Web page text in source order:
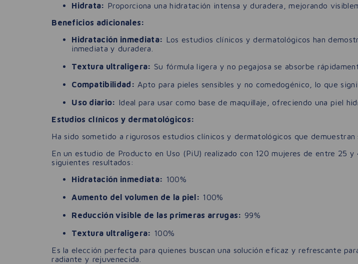
Hidrata: Proporciona una hidratación intensa y duradera, mejorando
Beneficios adicionales:
Hidratación inmediata: Los estudios clínicos y dermatológicos han
inmediata y duradera.
Textura ultraligera: Su fórmula ligera y no pegajosa se absorbe
Compatibilidad: Apto para pieles sensibles y no comedogénico, lo que
Uso diario: Ideal para usar como base de maquillaje, ofreciendo una piel
Estudios clínicos y dermatológicos:
Ha sido sometido a rigurosos estudios clínicos y dermatológicos que
En un estudio de Producto en Uso (PiU) realizado con 120 mujeres de entre 25
siguientes resultados:
Hidratación inmediata: 100%
Aumento del volumen de la piel: 100%
Reducción visible de las primeras arrugas: 99%
Textura ultraligera: 100%
Es la elección perfecta para quienes buscan una solución eficaz y refrescante
radiante y rejuvenecida.